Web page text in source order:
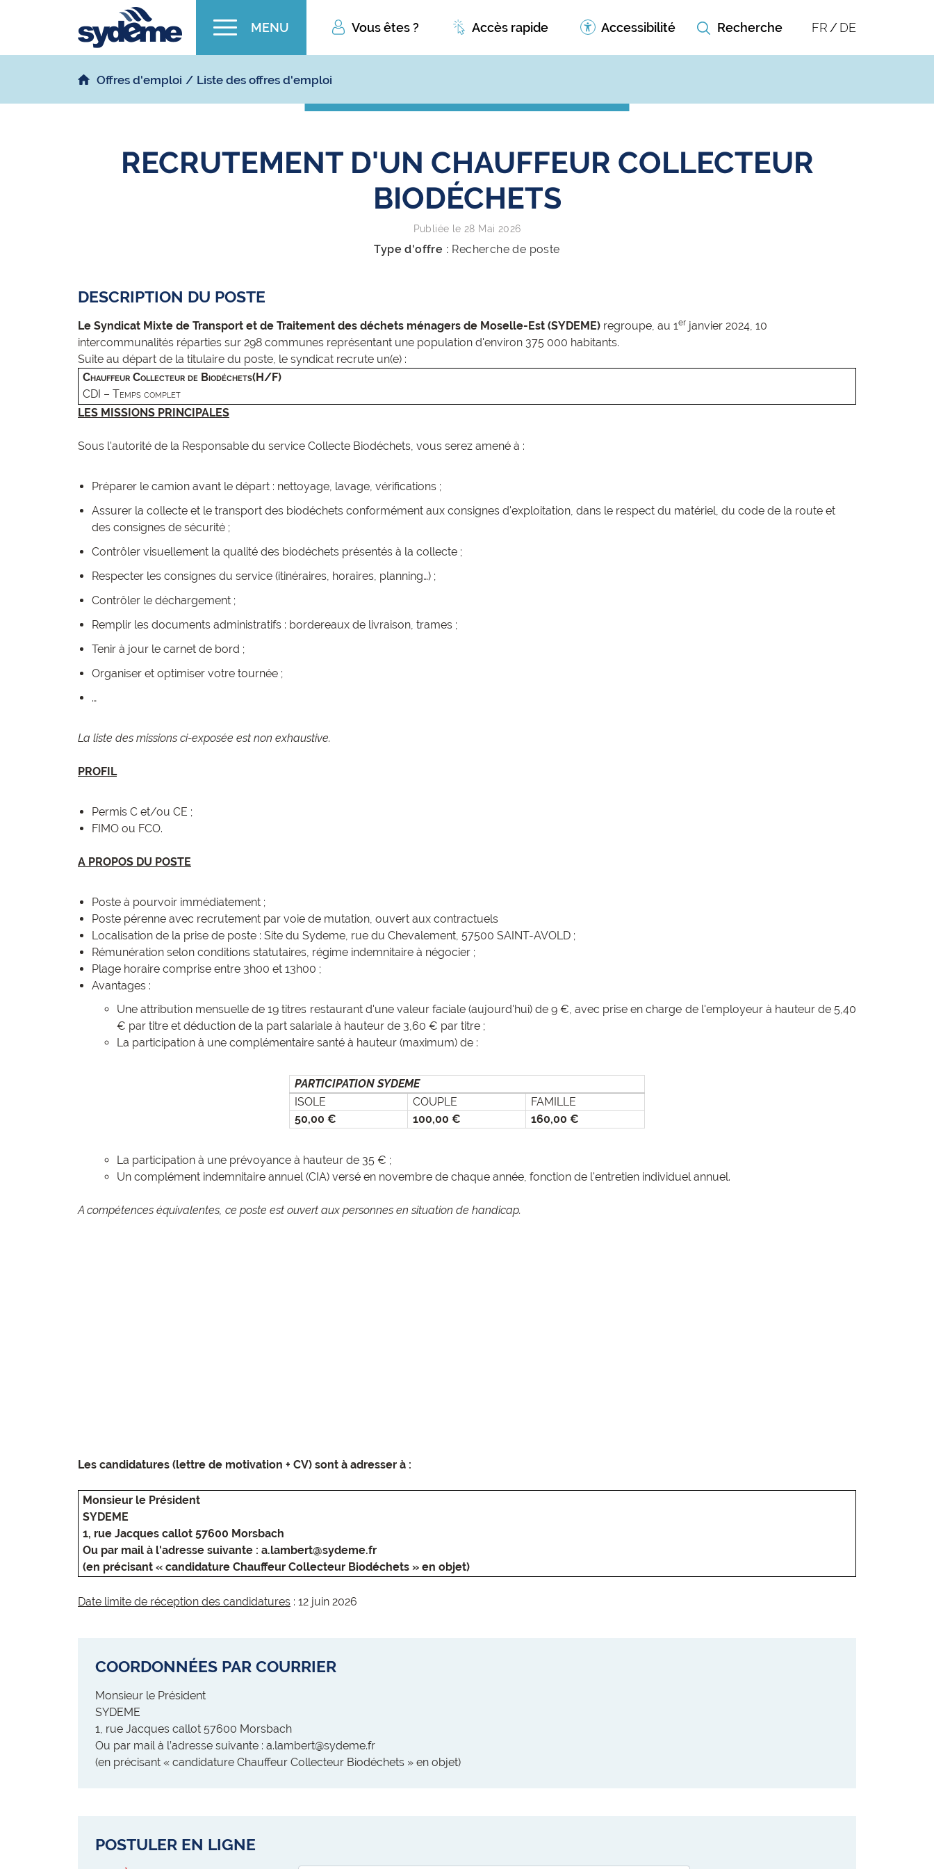
MENU Vous êtes ? Accès rapide Accessibilité FR DE
Offres d'emploi Liste des offres d'emploi
RECRUTEMENT D'UN CHAUFFEUR COLLECTEUR
BIODÉCHETS
Publiée le 28 Mai 2026
Type d'offre : Recherche de poste
DESCRIPTION DU POSTE
Le Syndicat Mixte de Transport et de Traitement des déchets ménagers de Moselle-Est (SYDEME) regroupe, au 1er janvier 2024, 10
intercommunalités réparties sur 298 communes représentant une population d'environ 375 000 habitants.
Suite au départ de la titulaire du poste, le syndicat recrute un(e) :
Chauffeur Collecteur de Biodéchets(H/F)
CDI – Temps complet
LES MISSIONS PRINCIPALES
Sous l'autorité de la Responsable du service Collecte Biodéchets, vous serez amené à :
Préparer le camion avant le départ : nettoyage, lavage, vérifications ;
Assurer la collecte et le transport des biodéchets conformément aux consignes d'exploitation, dans le respect du matériel, du code de la route et
des consignes de sécurité ;
Contrôler visuellement la qualité des biodéchets présentés à la collecte ;
Respecter les consignes du service (itinéraires, horaires, planning…) ;
Contrôler le déchargement ;
Remplir les documents administratifs : bordereaux de livraison, trames ;
Tenir à jour le carnet de bord ;
Organiser et optimiser votre tournée ;
…
La liste des missions ci-exposée est non exhaustive.
PROFIL
Permis C et/ou CE ;
FIMO ou FCO.
A PROPOS DU POSTE
Poste à pourvoir immédiatement ;
Poste pérenne avec recrutement par voie de mutation, ouvert aux contractuels
Localisation de la prise de poste : Site du Sydeme, rue du Chevalement, 57500 SAINT-AVOLD ;
Rémunération selon conditions statutaires, régime indemnitaire à négocier ;
Plage horaire comprise entre 3h00 et 13h00 ;
Avantages :
Une attribution mensuelle de 19 titres restaurant d'une valeur faciale (aujourd'hui) de 9 €, avec prise en charge de l'employeur à hauteur de 5,40
€ par titre et déduction de la part salariale à hauteur de 3,60 € par titre ;
La participation à une complémentaire santé à hauteur (maximum) de :
PARTICIPATION SYDEME
ISOLE
COUPLE
FAMILLE
50,00 €
100,00 € 160,00 €
La participation à une prévoyance à hauteur de 35 € ;
Un complément indemnitaire annuel (CIA) versé en novembre de chaque année, fonction de l'entretien individuel annuel.
A compétences équivalentes, ce poste est ouvert aux personnes en situation de handicap.
Les candidatures (lettre de motivation + CV) sont à adresser à :
Monsieur le Président
SYDEME
1, rue Jacques callot 57600 Morsbach
Ou par mail à l'adresse suivante : a.lambert@sydeme.fr
(en précisant « candidature Chauffeur Collecteur Biodéchets » en objet)
Date limite de réception des candidatures : 12 juin 2026
COORDONNÉES PAR COURRIER
Monsieur le Président
SYDEME
1, rue Jacques callot 57600 Morsbach
Ou par mail à l’adresse suivante : a.lambert@sydeme.fr
(en précisant « candidature Chauffeur Collecteur Biodéchets » en objet)
POSTULER EN LIGNE